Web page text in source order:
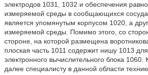
электродов 1031, 1032 и обеспечения
измеряемой среды в сообщающихся
является упомянутым корпусом 1020, а
измеряемой среды. Помимо этого, со
стороне, на которой размещена
плоская часть 1011 содержит нишу 1013
электронного вычислительного блока 1060.
далее специалисту в данной области